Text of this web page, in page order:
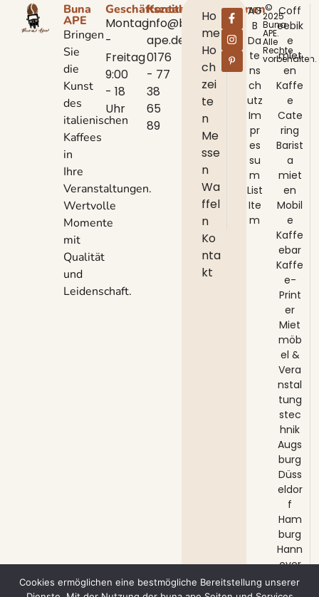
Buna
APE
Bringen
Sie
die
Kunst
des
italienischen
Kaffees
in
Ihre
Veranstaltungen.
Wertvolle
Momente
mit
Qualität
und
Leidenschaft.
Geschäftszeiten
Montag
-
Freitag
9:00
- 18
Uhr
Kontaktinformationen
info@buna-
ape.de
0176
- 77
38
65
89
Ho
me
Ho
ch
zei
te
n
Me
sse
n
Wa
ffel
n
Ko
nta
kt
©
2025
Buna
APE.
Alle
Rechte
vorbehalten.
AG
B
Da
te
ns
ch
utz
Im
pr
es
su
m
List
Ite
m
Coff
eebik
e
miet
en
Kaffe
e
Cate
ring
Barist
a
miet
en
Mobil
e
Kaffe
ebar
Kaffe
e-
Print
er
Miet
möb
el &
Vera
nstal
tung
stec
hnik
Augs
burg
Düss
eldor
f
Ham
burg
Hann
over
Köln
Münc
Cookies ermöglichen eine bestmögliche Bereitstellung unserer